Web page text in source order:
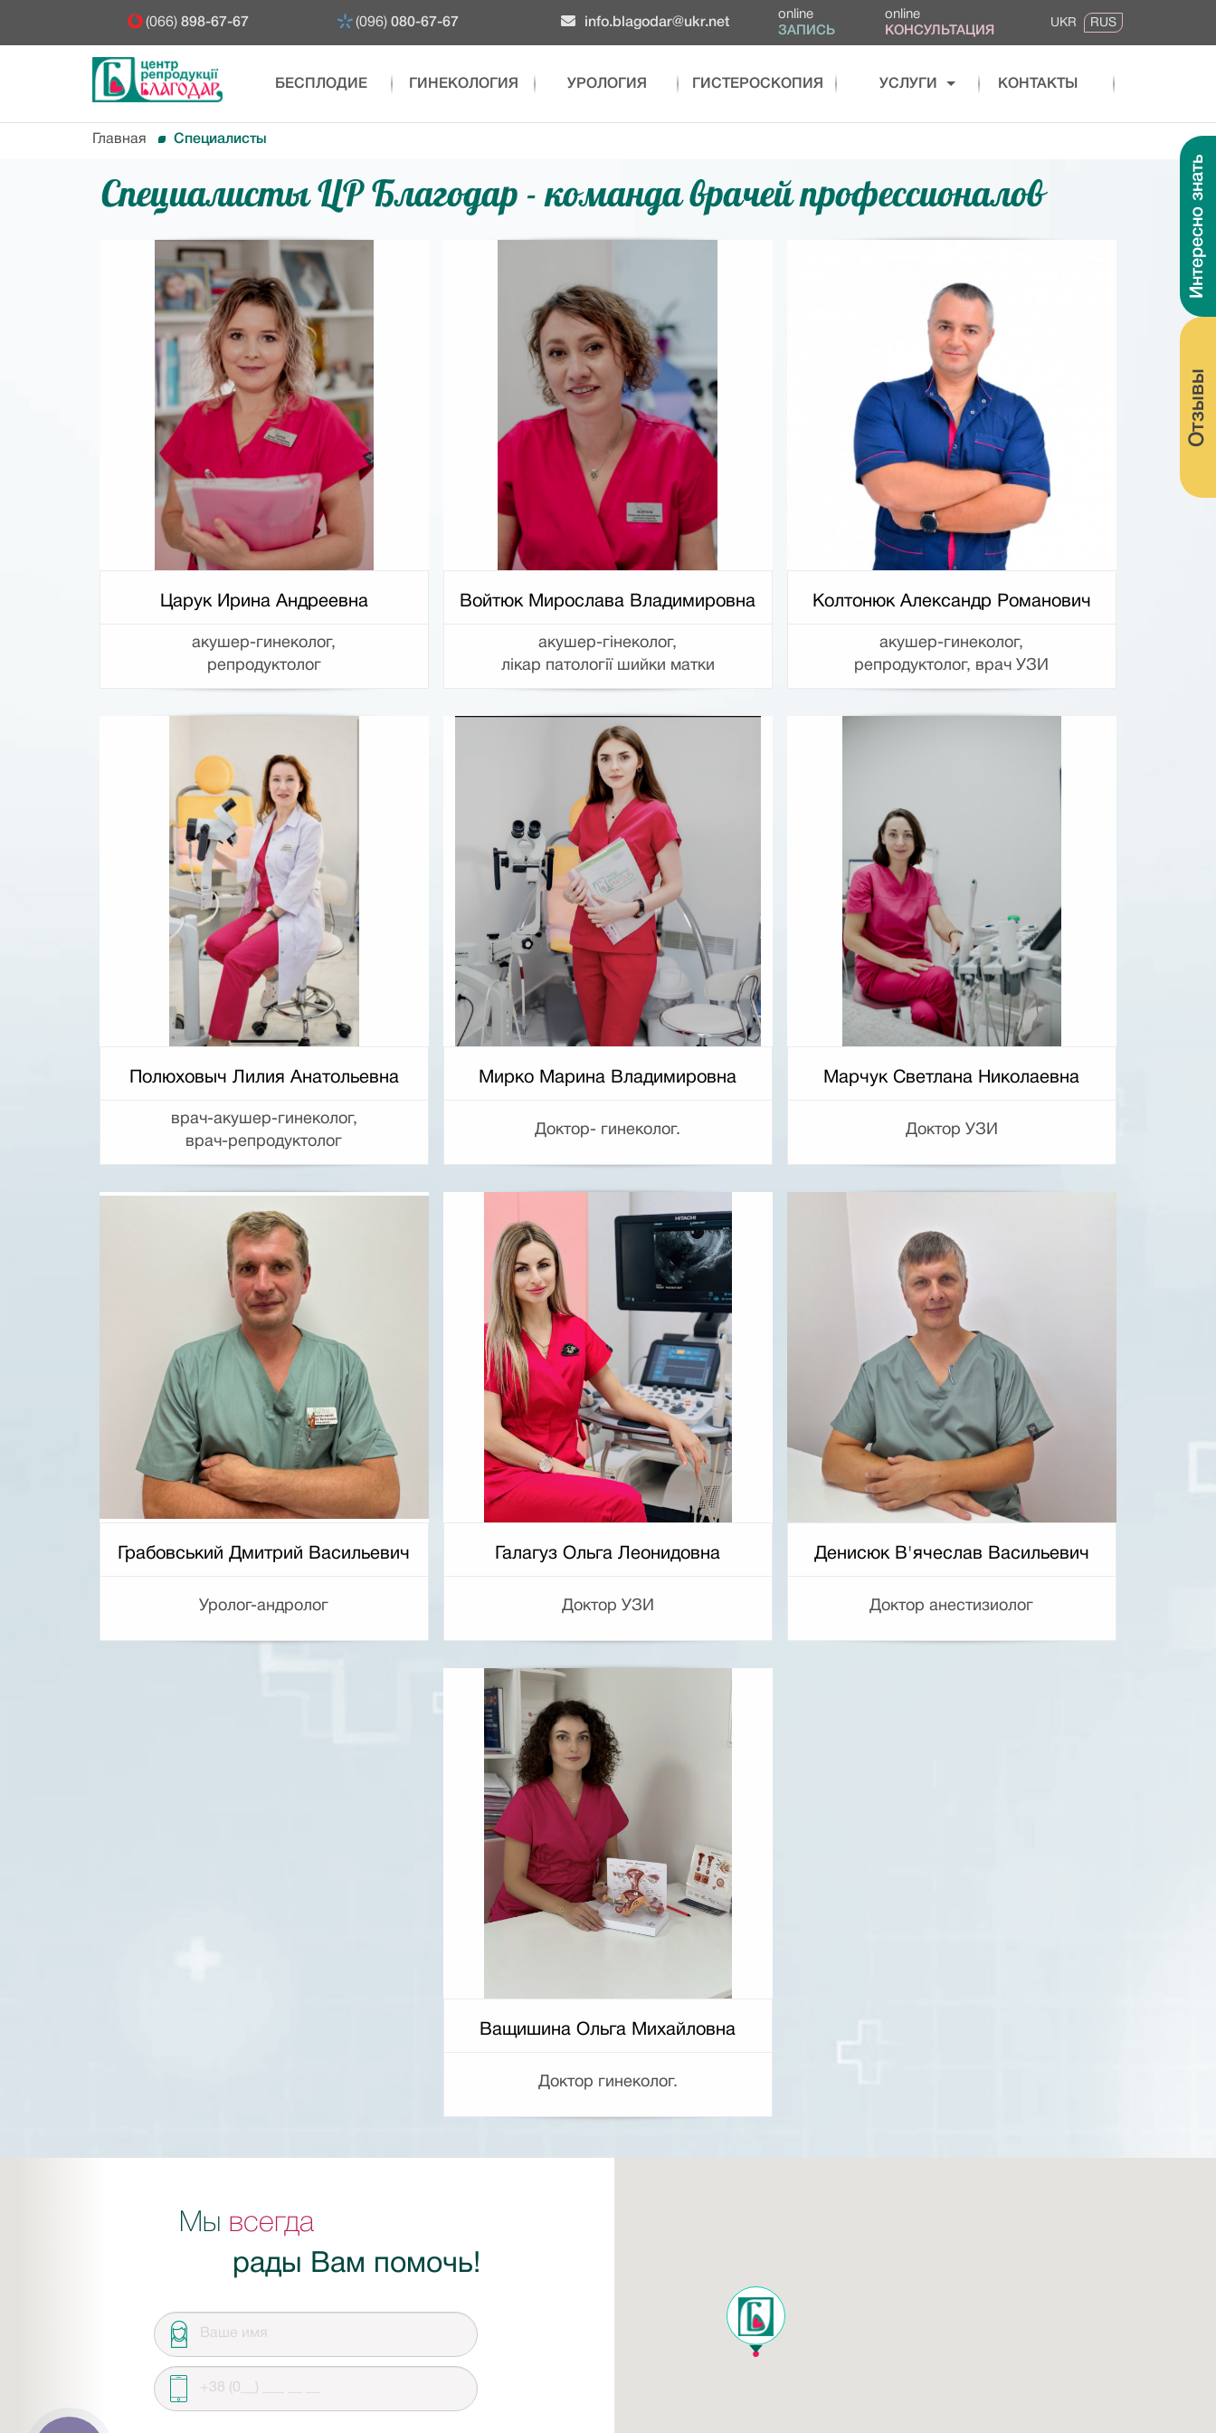
(066) 898-67-67 (096) 080-67-67 info.blagodar@ukr.net
online
ЗАПИСЬ
online
КОНСУЛЬТАЦИЯ
UKR RUS
БЕСПЛОДИЕ ГИНЕКОЛОГИЯ УРОЛОГИЯ ГИСТЕРОСКОПИЯ УСЛУГИ КОНТАКТЫ
Главная Специалисты
Интересно знать
Отзывы
Специалисты ЦР Благодар - команда врачей профессионалов
Царук Ирина Андреевна
акушер-гинеколог,
репродуктолог
Войтюк Мирослава Владимировна
акушер-гінеколог,
лікар патології шийки матки
Колтонюк Александр Романович
акушер-гинеколог,
репродуктолог, врач УЗИ
Полюховыч Лилия Анатольевна
врач-акушер-гинеколог,
врач-репродуктолог
Мирко Марина Владимировна
Доктор- гинеколог.
Марчук Светлана Николаевна
Доктор УЗИ
Грабовський Дмитрий Васильевич
Уролог-андролог
Галагуз Ольга Леонидовна
Доктор УЗИ
Денисюк В'ячеслав Васильевич
Доктор анестизиолог
Ващишина Ольга Михайловна
Доктор гинеколог.
Мы всегда
рады Вам помочь!